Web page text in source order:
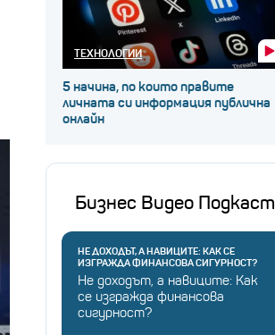
ТЕХНОЛОГИИ
5 начина, по които правите
личната си информация публична
онлайн
Бизнес Видео Подкаст
НЕ ДОХОДЪТ, А НАВИЦИТЕ: КАК СЕ
ИЗГРАЖДА ФИНАНСОВА СИГУРНОСТ?
Не доходът, а навиците: Как
се изгражда финансова
сигурност?